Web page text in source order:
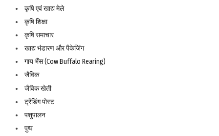
कृषि एवं खाद्य मेले
कृषि शिक्षा
कृषि समाचार
खाद्य भंडारण और पैकेजिंग
गाय भैंस (Cow Buffalo Rearing)
जैविक
जैविक खेती
ट्रेंडिंग पोस्ट
पशुपालन
पुष्प